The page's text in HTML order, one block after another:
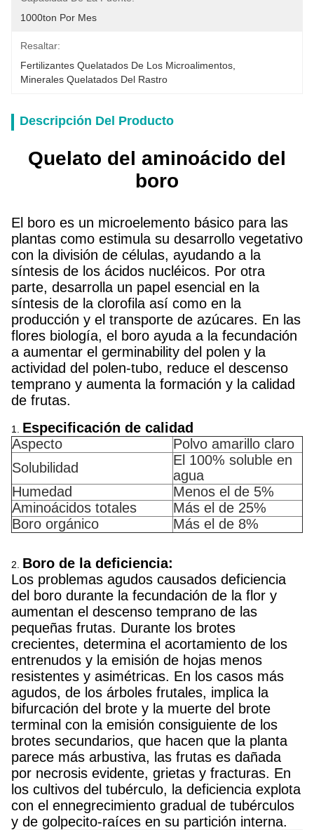
1000ton Por Mes
Resaltar:
Fertilizantes Quelatados De Los Microalimentos
Minerales Quelatados Del Rastro
Descripción Del Producto
Quelato del aminoácido del
boro
El boro es un microelemento básico para las
plantas como estimula su desarrollo vegetativo
con la división de células, ayudando a la
síntesis de los ácidos nucléicos. Por otra
parte, desarrolla un papel esencial en la
síntesis de la clorofila así como en la
producción y el transporte de azúcares. En las
flores biología, el boro ayuda a la fecundación
a aumentar el germinability del polen y la
actividad del polen-tubo, reduce el descenso
temprano y aumenta la formación y la calidad
de frutas.
1. Especificación de calidad
Aspecto
Polvo amarillo claro
Solubilidad
El 100% soluble en
agua
Humedad
Menos el de 5%
Aminoácidos totales
Más el de 25%
Boro orgánico
Más el de 8%
2. Boro de la deficiencia:
Los problemas agudos causados deficiencia
del boro durante la fecundación de la flor y
aumentan el descenso temprano de las
pequeñas frutas. Durante los brotes
crecientes, determina el acortamiento de los
entrenudos y la emisión de hojas menos
resistentes y asimétricas. En los casos más
agudos, de los árboles frutales, implica la
bifurcación del brote y la muerte del brote
terminal con la emisión consiguiente de los
brotes secundarios, que hacen que la planta
parece más arbustiva, las frutas es dañada
por necrosis evidente, grietas y fracturas. En
los cultivos del tubérculo, la deficiencia explota
con el ennegrecimiento gradual de tubérculos
y de golpecito-raíces en su partición interna.